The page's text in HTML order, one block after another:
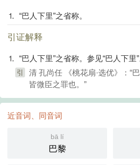
⒈ “巴人下里”之省称。
引证解释
⒈ “巴人下里”之省称。参见“巴人下里”
引
清 孔尚任 《桃花扇·选优》：“
皆微臣之罪也。”
近音词、同音词
bā lí
巴黎